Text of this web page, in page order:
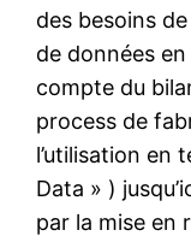
des besoins
de données
compte du
process de
l’utilisation en
Data » )
par la mise en